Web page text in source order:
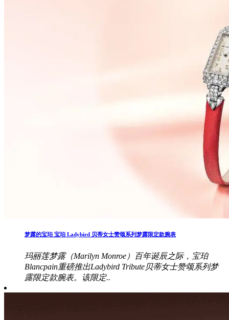
梦露的宝珀 宝珀 Ladybird 贝蒂女士赞颂系列梦露限定款腕表
玛丽莲梦露（Marilyn Monroe）百年诞辰之际，宝珀
Blancpain重磅推出Ladybird Tribute贝蒂女士赞颂系列梦
露限定款腕表。该限定..